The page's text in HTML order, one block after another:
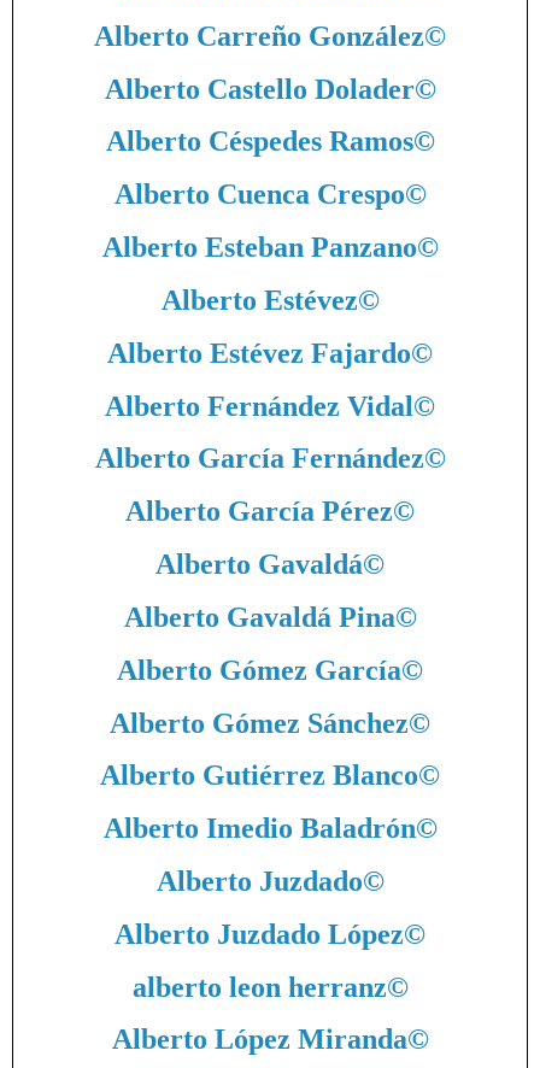
Alberto Carreño González©
Alberto Castello Dolader©
Alberto Céspedes Ramos©
Alberto Cuenca Crespo©
Alberto Esteban Panzano©
Alberto Estévez©
Alberto Estévez Fajardo©
Alberto Fernández Vidal©
Alberto García Fernández©
Alberto García Pérez©
Alberto Gavaldá©
Alberto Gavaldá Pina©
Alberto Gómez García©
Alberto Gómez Sánchez©
Alberto Gutiérrez Blanco©
Alberto Imedio Baladrón©
Alberto Juzdado©
Alberto Juzdado López©
alberto leon herranz©
Alberto López Miranda©